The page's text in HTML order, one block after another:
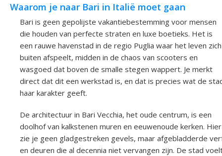
Waarom je naar Bari in Italië moet gaan
Bari is geen gepolijste vakantiebestemming voor mensen
die houden van perfecte straten en luxe boetieks. Het is
een rauwe havenstad in de regio Puglia waar het leven zich
buiten afspeelt, midden in de chaos van scooters en
wasgoed dat boven de smalle stegen wappert. Je merkt
direct dat dit een werkstad is, en dat is precies wat de
haar karakter geeft.
De architectuur in Bari Vecchia, het oude centrum, is een
doolhof van kalkstenen muren en eeuwenoude kerken. Hier
zie je geen gladgestreken gevels, maar afgebladderde
en deuren die al decennia niet vervangen zijn. De stad